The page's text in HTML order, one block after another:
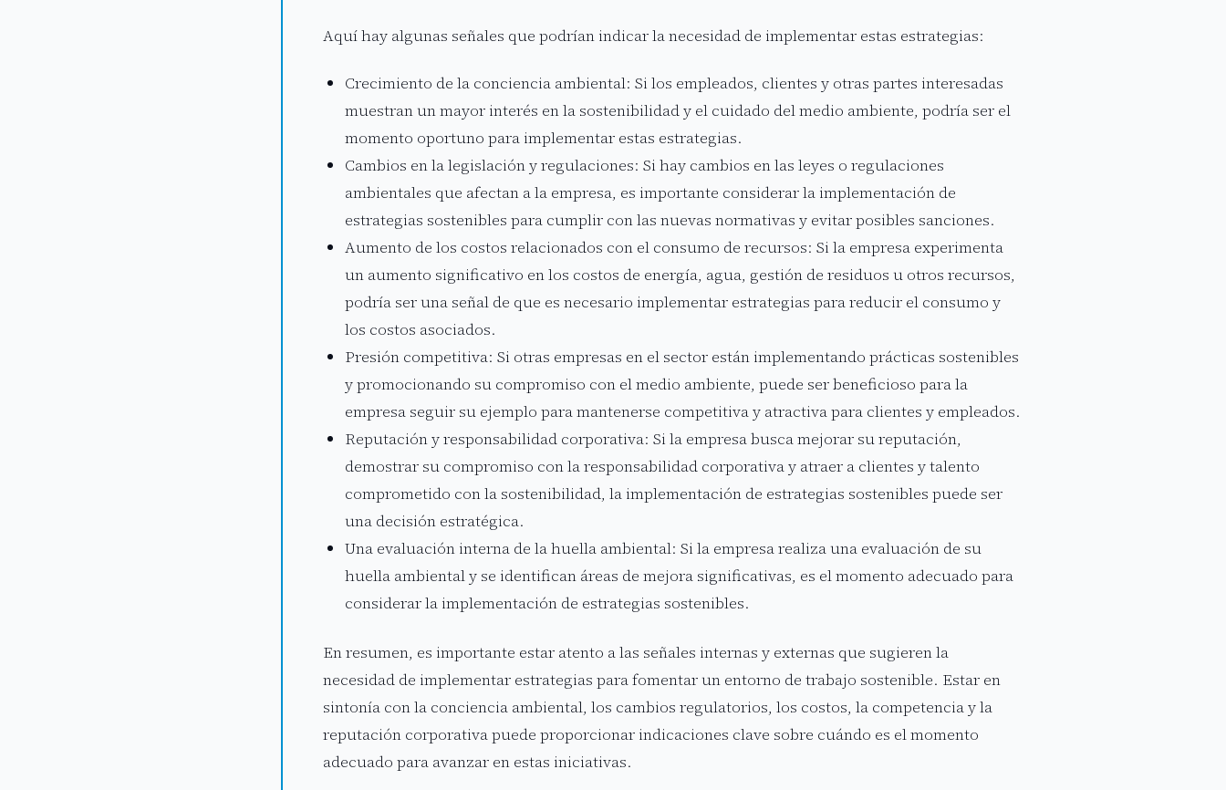
Aquí hay algunas señales que podrían indicar la necesidad de implementar estas estrategias:
Crecimiento de la conciencia ambiental: Si los empleados, clientes y otras partes interesadas
muestran un mayor interés en la sostenibilidad y el cuidado del medio ambiente, podría ser el
momento oportuno para implementar estas estrategias.
Cambios en la legislación y regulaciones: Si hay cambios en las leyes o regulaciones
ambientales que afectan a la empresa, es importante considerar la implementación de
estrategias sostenibles para cumplir con las nuevas normativas y evitar posibles sanciones.
Aumento de los costos relacionados con el consumo de recursos: Si la empresa experimenta
un aumento significativo en los costos de energía, agua, gestión de residuos u otros recursos,
podría ser una señal de que es necesario implementar estrategias para reducir el consumo y
los costos asociados.
Presión competitiva: Si otras empresas en el sector están implementando prácticas sostenibles
y promocionando su compromiso con el medio ambiente, puede ser beneficioso para la
empresa seguir su ejemplo para mantenerse competitiva y atractiva para clientes y empleados.
Reputación y responsabilidad corporativa: Si la empresa busca mejorar su reputación,
demostrar su compromiso con la responsabilidad corporativa y atraer a clientes y talento
comprometido con la sostenibilidad, la implementación de estrategias sostenibles puede ser
una decisión estratégica.
Una evaluación interna de la huella ambiental: Si la empresa realiza una evaluación de su
huella ambiental y se identifican áreas de mejora significativas, es el momento adecuado para
considerar la implementación de estrategias sostenibles.
En resumen, es importante estar atento a las señales internas y externas que sugieren la
necesidad de implementar estrategias para fomentar un entorno de trabajo sostenible. Estar en
sintonía con la conciencia ambiental, los cambios regulatorios, los costos, la competencia y la
reputación corporativa puede proporcionar indicaciones clave sobre cuándo es el momento
adecuado para avanzar en estas iniciativas.